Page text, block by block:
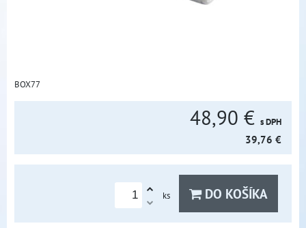
BOX77
48,90 € s DPH
39,76 €
ks DO KOŠÍKA